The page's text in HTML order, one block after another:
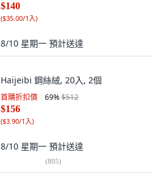
$140
($35.00/1入)
8/10 星期一 預計送達
Haijeibi 鋼絲絨, 20入, 2個
首購折扣價 69%$512
$156
($3.90/1入)
8/10 星期一 預計送達
(805)